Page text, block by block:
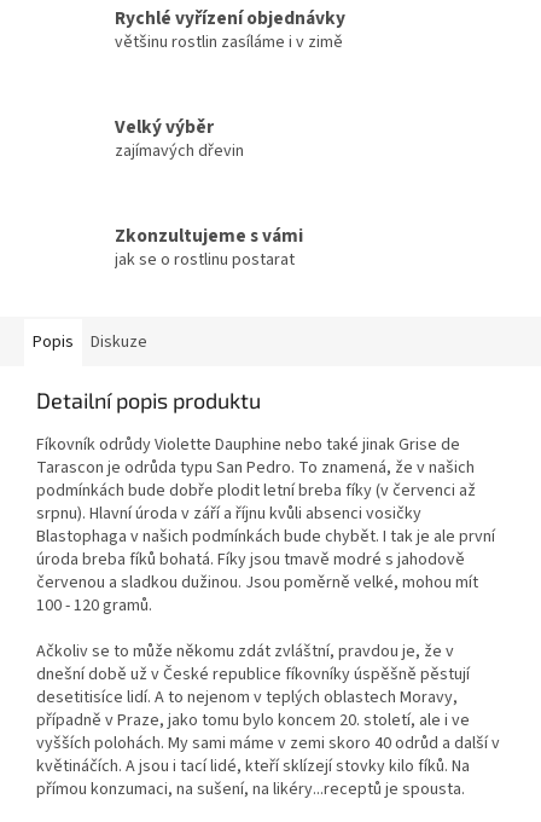
Rychlé vyřízení objednávky
většinu rostlin zasíláme i v zimě
Velký výběr
zajímavých dřevin
Zkonzultujeme s vámi
jak se o rostlinu postarat
Popis Diskuze
Detailní popis produktu
Fíkovník odrůdy Violette Dauphine nebo také jinak Grise de
Tarascon je odrůda typu San Pedro. To znamená, že v našich
podmínkách bude dobře plodit letní breba fíky (v červenci až
srpnu). Hlavní úroda v září a říjnu kvůli absenci vosičky
Blastophaga v našich podmínkách bude chybět. I tak je ale první
úroda breba fíků bohatá. Fíky jsou tmavě modré s jahodově
červenou a sladkou dužinou. Jsou poměrně velké, mohou mít
100 - 120 gramů.
Ačkoliv se to může někomu zdát zvláštní, pravdou je, že v
dnešní době už v České republice fíkovníky úspěšně pěstují
desetitisíce lidí. A to nejenom v teplých oblastech Moravy,
případně v Praze, jako tomu bylo koncem 20. století, ale i ve
vyšších polohách. My sami máme v zemi skoro 40 odrůd a další v
květináčích. A jsou i tací lidé, kteří sklízejí stovky kilo fíků. Na
přímou konzumaci, na sušení, na likéry...receptů je spousta.